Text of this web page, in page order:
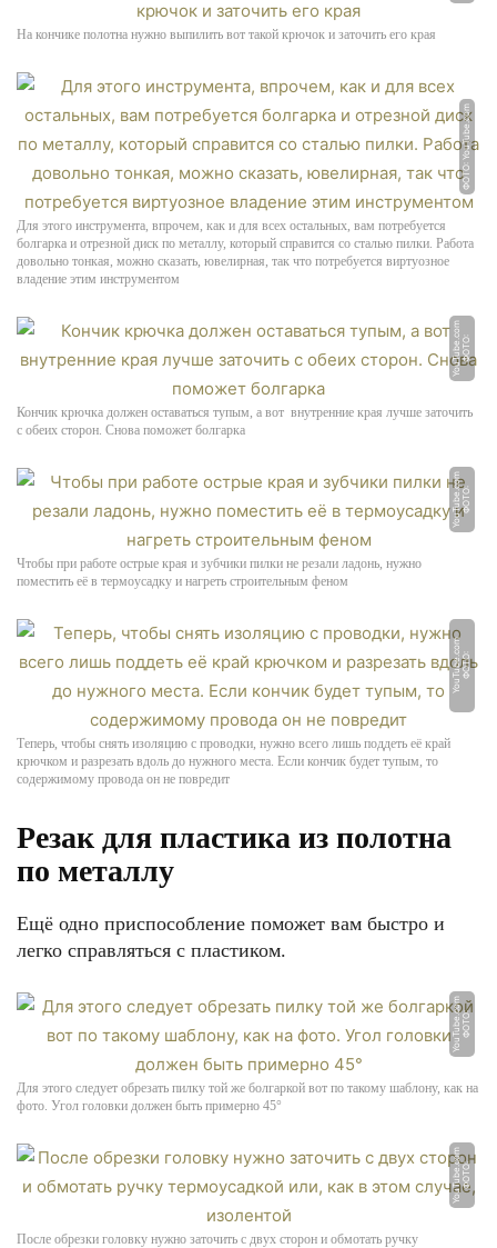
На кончике полотна нужно выпилить вот такой крючок и заточить его края
ФОТО: YouTube.com
Для этого инструмента, впрочем, как и для всех остальных, вам потребуется
болгарка и отрезной диск по металлу, который справится со сталью пилки. Работа
довольно тонкая, можно сказать, ювелирная, так что потребуется виртуозное
владение этим инструментом
Ф
О
Т
О:
Y
o
u
T
u
b
e.
c
o
m
Кончик крючка должен оставаться тупым, а вот внутренние края лучше заточить
с обеих сторон. Снова поможет болгарка
Ф
О
Т
О:
Y
o
u
T
u
b
e.
c
o
m
Чтобы при работе острые края и зубчики пилки не резали ладонь, нужно
поместить её в термоусадку и нагреть строительным феном
Ф
О
Т
О:
Y
o
u
T
u
b
e.
c
o
m
Теперь, чтобы снять изоляцию с проводки, нужно всего лишь поддеть её край
крючком и разрезать вдоль до нужного места. Если кончик будет тупым, то
содержимому провода он не повредит
Резак для пластика из полотна
по металлу
Ещё одно приспособление поможет вам быстро и
легко справляться с пластиком.
Ф
О
Т
О:
Y
o
u
T
u
b
e.
c
o
m
Для этого следует обрезать пилку той же болгаркой вот по такому шаблону, как на
фото. Угол головки должен быть примерно 45°
Ф
О
Т
О:
Y
o
u
T
u
b
e.
c
o
m
После обрезки головку нужно заточить с двух сторон и обмотать ручку